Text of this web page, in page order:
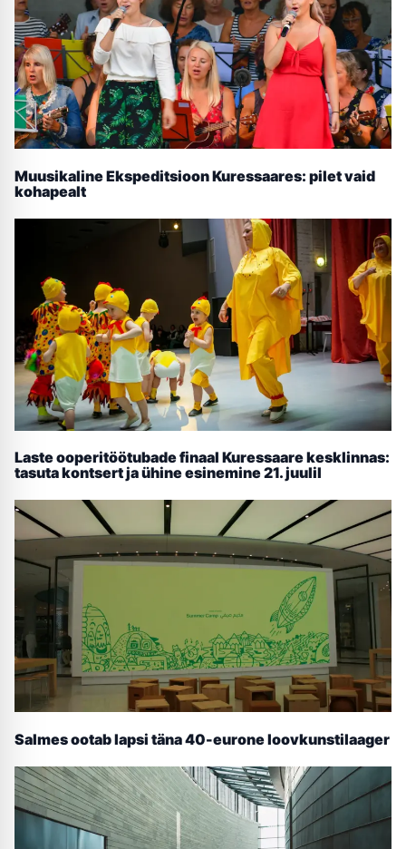
Muusikaline Ekspeditsioon Kuressaares: pilet vaid
kohapealt
Laste ooperitöötubade finaal Kuressaare kesklinnas:
tasuta kontsert ja ühine esinemine 21. juulil
Salmes ootab lapsi täna 40-eurone loovkunstilaager